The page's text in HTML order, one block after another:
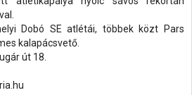
Dobó SE atlétái, többek közt Pars
kalapácsvető.
út 18.